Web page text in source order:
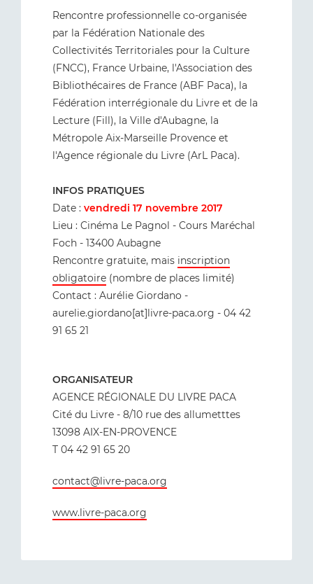
Rencontre professionnelle co-organisée
par la Fédération Nationale des
Collectivités Territoriales pour la Culture
(FNCC), France Urbaine, l'Association des
Bibliothécaires de France (ABF Paca), la
Fédération interrégionale du Livre et de la
Lecture (Fill), la Ville d'Aubagne, la
Métropole Aix-Marseille Provence et
l'Agence régionale du Livre (ArL Paca).
INFOS PRATIQUES
Date : vendredi 17 novembre 2017
Lieu : Cinéma Le Pagnol - Cours Maréchal
Foch - 13400 Aubagne
Rencontre gratuite, mais inscription
obligatoire (nombre de places limité)
Contact : Aurélie Giordano -
aurelie.giordano[at]livre-paca.org - 04 42
91 65 21
ORGANISATEUR
AGENCE RÉGIONALE DU LIVRE PACA
Cité du Livre - 8/10 rue des allumetttes
13098 AIX-EN-PROVENCE
T 04 42 91 65 20
contact@livre-paca.org
www.livre-paca.org